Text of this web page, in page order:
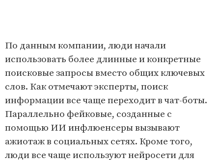
По данным компании, люди начали
использовать более длинные и конкретные
поисковые запросы вместо общих ключевых
слов. Как отмечают эксперты, поиск
информации все чаще переходит в чат-боты.
Параллельно фейковые, созданные с
помощью ИИ инфлюенсеры вызывают
ажиотаж в социальных сетях. Кроме того,
люди все чаще используют нейросети для